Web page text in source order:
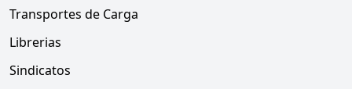
Transportes de Carga
Librerias
Sindicatos